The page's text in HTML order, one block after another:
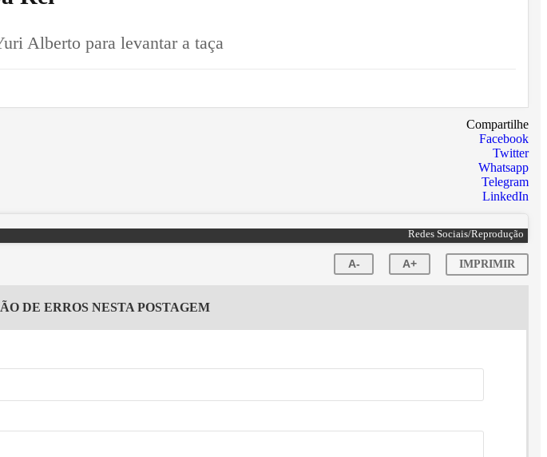
Alberto para levantar a taça
Compartilhe
Facebook
Twitter
Whatsapp
Telegram
LinkedIn
Redes Sociais/Reprodução
A- A+ IMPRIMIR
DE ERROS NESTA POSTAGEM